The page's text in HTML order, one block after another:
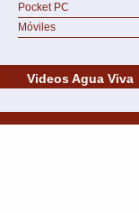
Pocket PC
Móviles
Videos Agua Viva